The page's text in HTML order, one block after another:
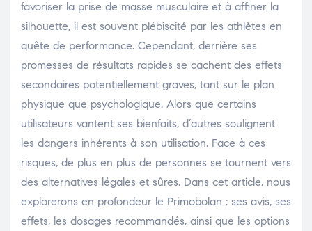
favoriser la prise de masse musculaire et à affiner la
silhouette, il est souvent plébiscité par les athlètes en
quête de performance. Cependant, derrière ses
promesses de résultats rapides se cachent des effets
secondaires potentiellement graves, tant sur le plan
physique que psychologique. Alors que certains
utilisateurs vantent ses bienfaits, d’autres soulignent
les dangers inhérents à son utilisation. Face à ces
risques, de plus en plus de personnes se tournent vers
des alternatives légales et sûres. Dans cet article, nous
explorerons en profondeur le Primobolan : ses avis, ses
effets, les dosages recommandés, ainsi que les options